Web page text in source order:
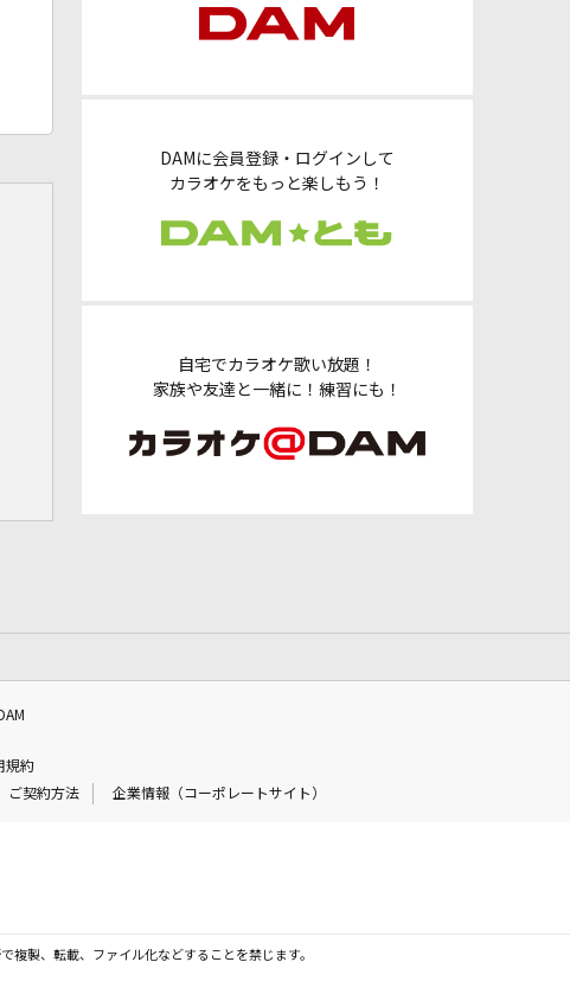
DAMに会員登録・ログインして
カラオケをもっと楽しもう！
自宅でカラオケ歌い放題！
家族や友達と一緒に！練習にも！
規約
ご契約方法 企業情報（コーポレートサイト）
複製、転載、ファイル化などすることを禁じます。